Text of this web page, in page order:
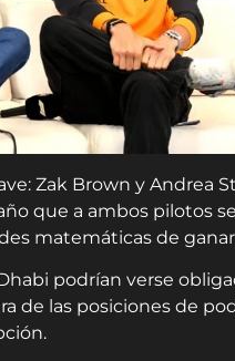
Zak Brown y Andrea
que a ambos pilotos
matemáticas de
podrían verse
de las posiciones de